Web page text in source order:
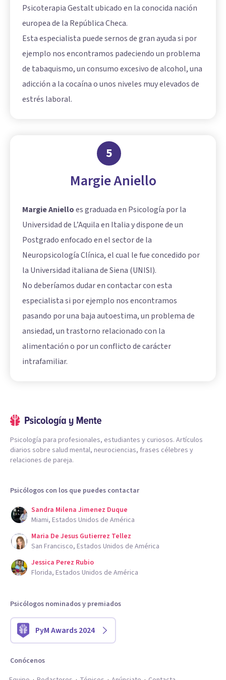
Psicoterapia Gestalt ubicado en la conocida nación
europea de la República Checa.
Esta especialista puede sernos de gran ayuda si por
ejemplo nos encontramos padeciendo un problema
de tabaquismo, un consumo excesivo de alcohol, una
adicción a la cocaína o unos niveles muy elevados de
estrés laboral.
5
Margie Aniello
Margie Anielloes graduada en Psicología por la
Universidad de L’Aquila en Italia y dispone de un
Postgrado enfocado en el sector de la
Neuropsicología Clínica, el cual le fue concedido por
la Universidad italiana de Siena (UNISI).
No deberíamos dudar en contactar con esta
especialista si por ejemplo nos encontramos
pasando por una baja autoestima, un problema de
ansiedad, un trastorno relacionado con la
alimentación o por un conflicto de carácter
intrafamiliar.
Psicología para profesionales, estudiantes y curiosos. Artículos
diarios sobre salud mental, neurociencias, frases célebres y
relaciones de pareja.
Psicólogos con los que puedes contactar
Sandra Milena Jimenez Duque
Miami, Estados Unidos de América
Maria De Jesus Gutierrez Tellez
San Francisco, Estados Unidos de América
Jessica Perez Rubio
Florida, Estados Unidos de América
Psicólogos nominados y premiados
PyM Awards 2024
Conócenos